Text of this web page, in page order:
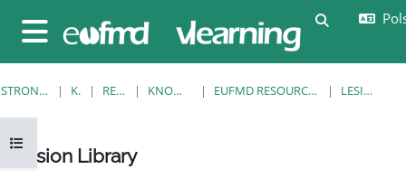
Panel boczny
Otwórz indeks kursu
STRONA GŁÓWNA KURSY RESOURCES KNOWLEDGE BANK EUFMD RESOURCES: CLINICAL DIAGNOSIS LESION LIBRARY
Lesion Library